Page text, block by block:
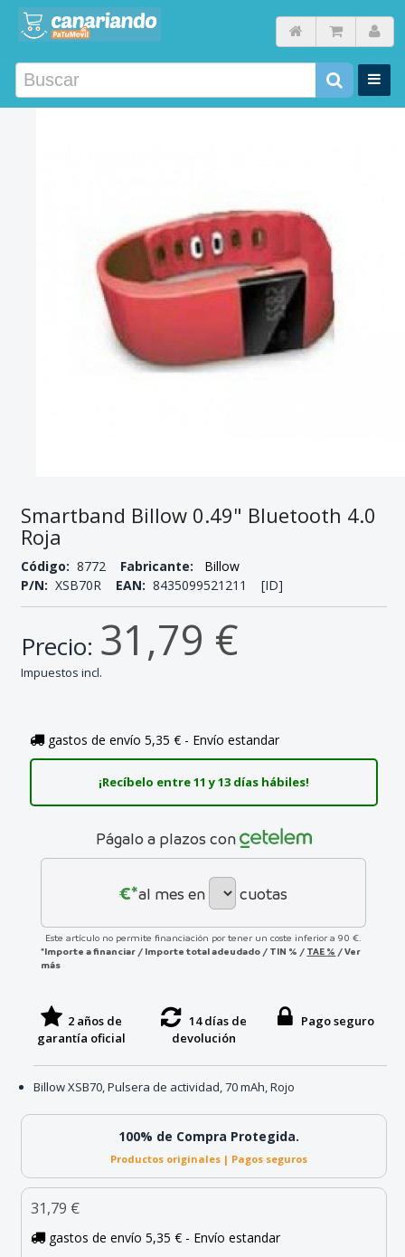
Smartband Billow 0.49" Bluetooth 4.0
Roja
Código: 8772 Fabricante:
Billow
P/N: XSB70R EAN: 8435099521211 [ID]
Precio: 31,79 €
Impuestos incl.
gastos de envío 5,35 € - Envío estandar
¡Recíbelo entre 11 y 13 días hábiles!
Págalo a plazos con
€*al mes en cuotas
Este artículo no permite financiación por tener un coste inferior a 90 €.
*Importe a financiar / Importe total adeudado / TIN % / TAE % /Ver
más
2 años de
garantía oficial
14 días de
devolución
Pago seguro
Billow XSB70, Pulsera de actividad, 70 mAh, Rojo
100% de Compra Protegida.
Productos originales | Pagos seguros
31,79 €
gastos de envío 5,35 € - Envío estandar